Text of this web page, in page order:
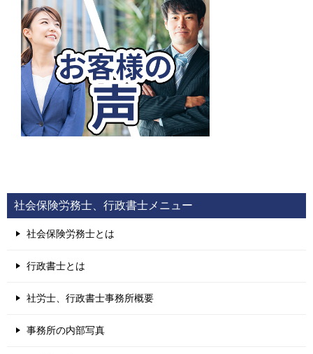
社会保険労務士、行政書士メニュー
社会保険労務士とは
行政書士とは
社労士、行政書士事務所概要
事務所の内部写真